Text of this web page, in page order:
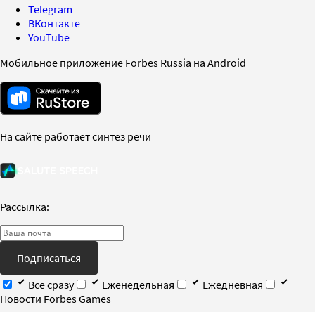
Telegram
ВКонтакте
YouTube
Мобильное приложение Forbes Russia на Android
На сайте работает синтез речи
Рассылка:
Подписаться
Все сразу
Еженедельная
Ежедневная
Новости Forbes Games